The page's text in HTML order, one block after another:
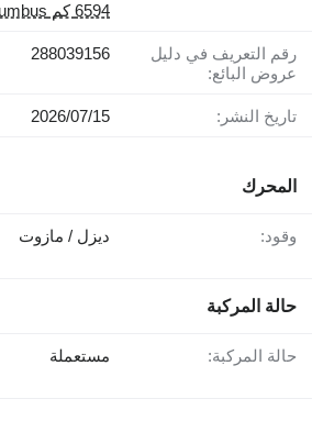
6594 كم to "United States/Columbus"
رقم التعريف في دليل
عروض البائع:
288039156
تاريخ النشر: 15‏/07‏/2026
المحرك
وقود: ديزل / مازوت
حالة المركبة
حالة المركبة: مستعملة